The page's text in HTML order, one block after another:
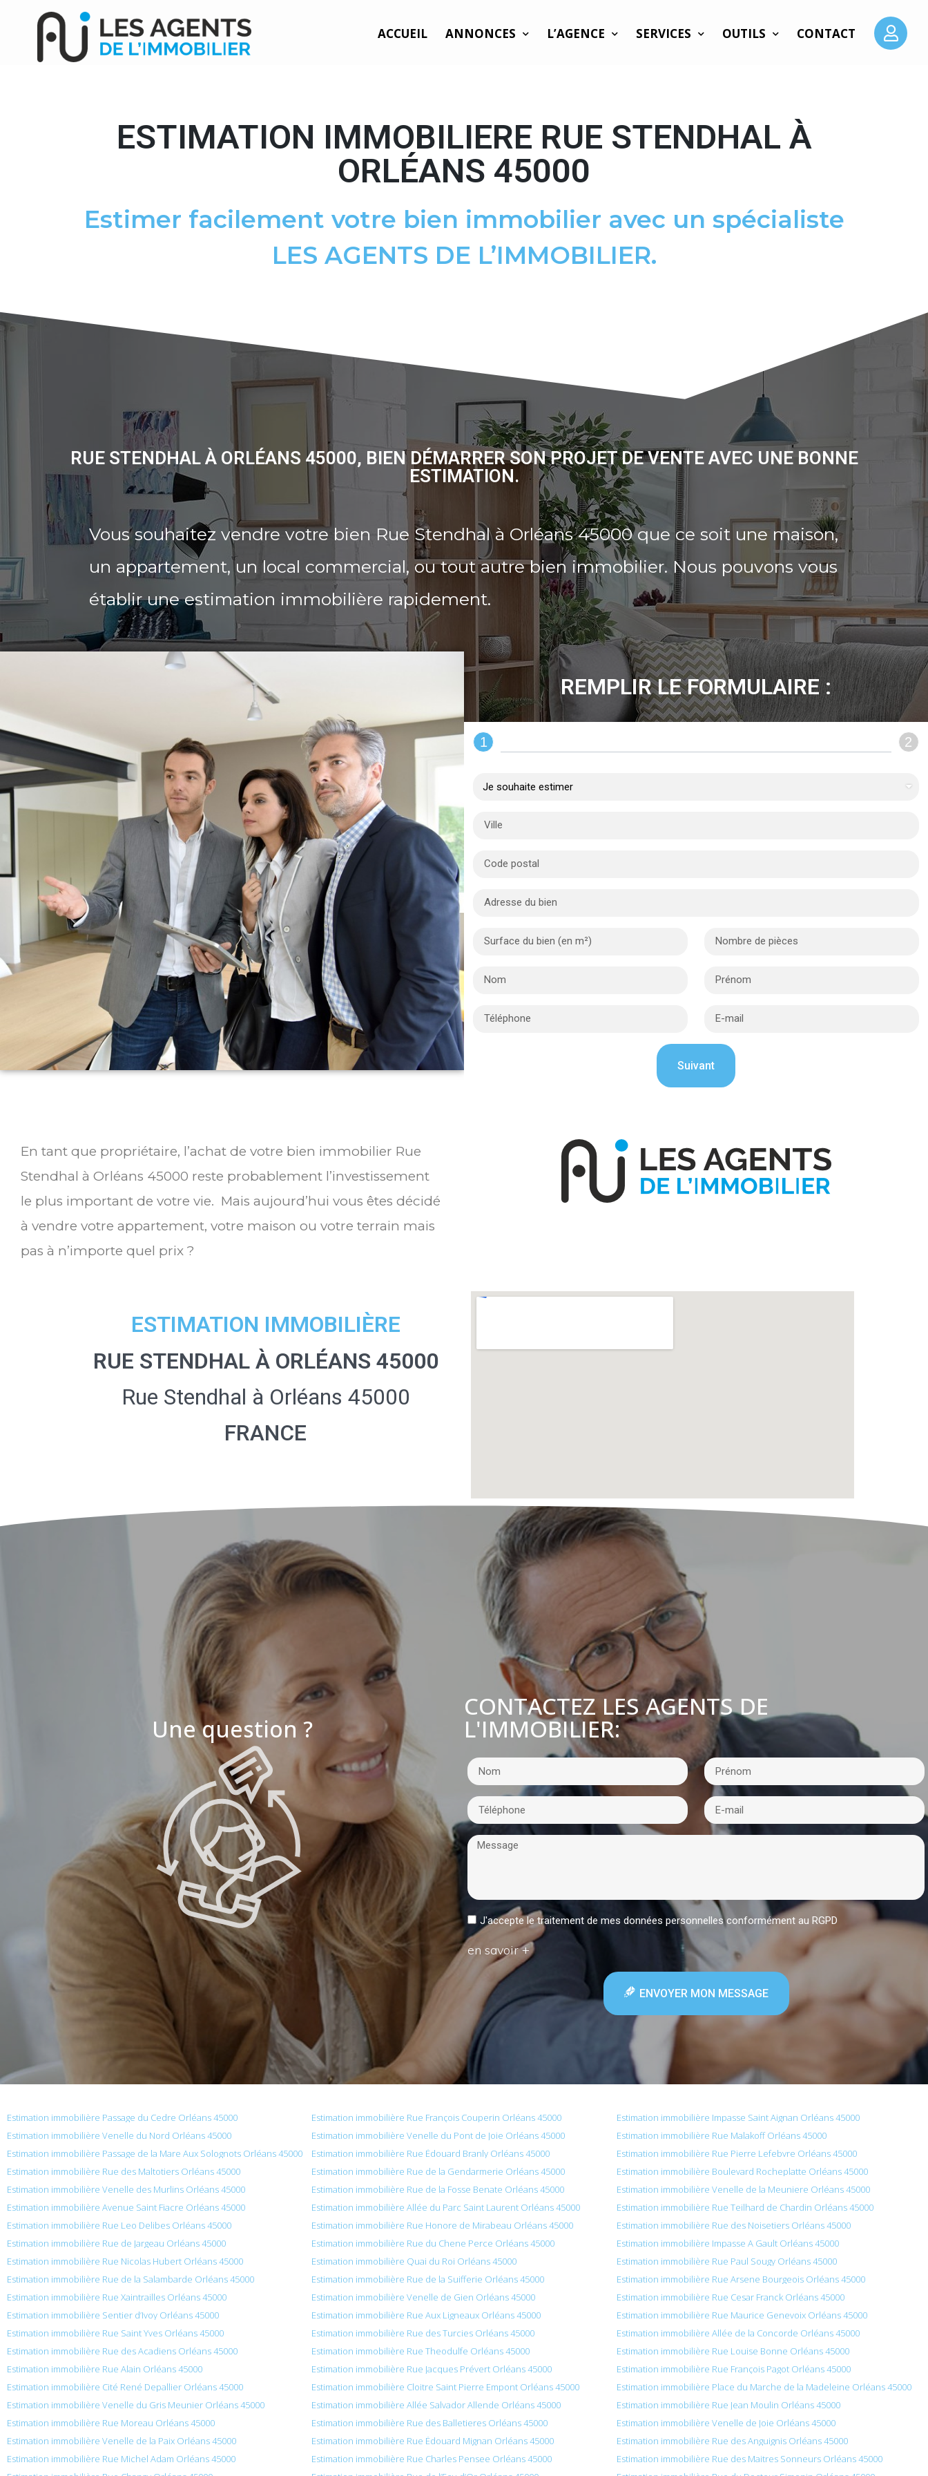
ACCUEIL ANNONCES L’AGENCE SERVICES OUTILS CONTACT
ESTIMATION IMMOBILIERE RUE STENDHAL À
ORLÉANS 45000
Estimer facilement votre bien immobilier avec un spécialiste
LES AGENTS DE L’IMMOBILIER.
RUE STENDHAL À ORLÉANS 45000, BIEN DÉMARRER SON PROJET DE VENTE AVEC UNE BONNE
ESTIMATION.
Vous souhaitez vendre votre bien Rue Stendhal à Orléans 45000 que ce soit une maison,
un appartement, un local commercial, ou tout autre bien immobilier. Nous pouvons vous
établir une estimation immobilière rapidement.
REMPLIR LE FORMULAIRE :
1 2
En tant que propriétaire, l’achat de votre bien immobilier Rue
Stendhal à Orléans 45000 reste probablement l’investissement
le plus important de votre vie. Mais aujourd’hui vous êtes décidé
à vendre votre appartement, votre maison ou votre terrain mais
pas à n’importe quel prix ?
ESTIMATION IMMOBILIÈRE
RUE STENDHAL À ORLÉANS 45000
Rue Stendhal à Orléans 45000
FRANCE
Une question ?
CONTACTEZ LES AGENTS DE
L'IMMOBILIER:
J'accepte le traitement de mes données personnelles conformément au RGPD
en savoir +
ENVOYER MON MESSAGE
Estimation immobilière Passage du Cedre Orléans 45000 Estimation immobilière Rue François Couperin Orléans 45000
Estimation immobilière Impasse Saint Aignan Orléans 45000
Estimation immobilière Venelle du Nord Orléans 45000
Estimation immobilière Venelle du Pont de Joie Orléans 45000
Estimation immobilière Rue Malakoff Orléans 45000
Estimation immobilière Passage de la Mare Aux Solognots Orléans 45000
Estimation immobilière Rue Édouard Branly Orléans 45000
Estimation immobilière Rue Pierre Lefebvre Orléans 45000
Estimation immobilière Rue des Maltotiers Orléans 45000
Estimation immobilière Rue de la Gendarmerie Orléans 45000
Estimation immobilière Boulevard Rocheplatte Orléans 45000
Estimation immobilière Venelle des Murlins Orléans 45000
Estimation immobilière Rue de la Fosse Benate Orléans 45000
Estimation immobilière Venelle de la Meuniere Orléans 45000
Estimation immobilière Avenue Saint Fiacre Orléans 45000
Estimation immobilière Allée du Parc Saint Laurent Orléans 45000
Estimation immobilière Rue Teilhard de Chardin Orléans 45000
Estimation immobilière Rue Leo Delibes Orléans 45000
Estimation immobilière Rue Honore de Mirabeau Orléans 45000
Estimation immobilière Rue des Noisetiers Orléans 45000
Estimation immobilière Rue de Jargeau Orléans 45000
Estimation immobilière Rue du Chene Perce Orléans 45000
Estimation immobilière Impasse A Gault Orléans 45000
Estimation immobilière Rue Nicolas Hubert Orléans 45000
Estimation immobilière Quai du Roi Orléans 45000
Estimation immobilière Rue Paul Sougy Orléans 45000
Estimation immobilière Rue de la Salambarde Orléans 45000
Estimation immobilière Rue de la Suifferie Orléans 45000
Estimation immobilière Rue Arsene Bourgeois Orléans 45000
Estimation immobilière Rue Xaintrailles Orléans 45000
Estimation immobilière Venelle de Gien Orléans 45000
Estimation immobilière Rue Cesar Franck Orléans 45000
Estimation immobilière Sentier d’Ivoy Orléans 45000
Estimation immobilière Rue Aux Ligneaux Orléans 45000
Estimation immobilière Rue Maurice Genevoix Orléans 45000
Estimation immobilière Rue Saint Yves Orléans 45000
Estimation immobilière Rue des Turcies Orléans 45000
Estimation immobilière Allée de la Concorde Orléans 45000
Estimation immobilière Rue des Acadiens Orléans 45000
Estimation immobilière Rue Theodulfe Orléans 45000
Estimation immobilière Rue Louise Bonne Orléans 45000
Estimation immobilière Rue Alain Orléans 45000
Estimation immobilière Rue Jacques Prévert Orléans 45000
Estimation immobilière Rue François Pagot Orléans 45000
Estimation immobilière Cité René Depallier Orléans 45000
Estimation immobilière Cloitre Saint Pierre Empont Orléans 45000
Estimation immobilière Place du Marche de la Madeleine Orléans 45000
Estimation immobilière Venelle du Gris Meunier Orléans 45000
Estimation immobilière Allée Salvador Allende Orléans 45000
Estimation immobilière Rue Jean Moulin Orléans 45000
Estimation immobilière Rue Moreau Orléans 45000
Estimation immobilière Rue des Balletieres Orléans 45000
Estimation immobilière Venelle de Joie Orléans 45000
Estimation immobilière Venelle de la Paix Orléans 45000
Estimation immobilière Rue Édouard Mignan Orléans 45000
Estimation immobilière Rue des Anguignis Orléans 45000
Estimation immobilière Rue Michel Adam Orléans 45000
Estimation immobilière Rue Charles Pensee Orléans 45000
Estimation immobilière Rue des Maitres Sonneurs Orléans 45000